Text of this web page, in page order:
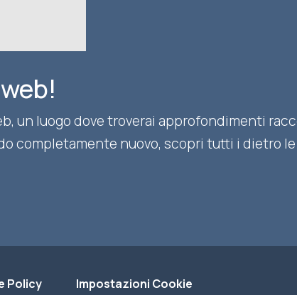
un luogo dove troverai approfondimenti
completamente nuovo, scopri tutti i dietro
Policy Impostazioni Cookie